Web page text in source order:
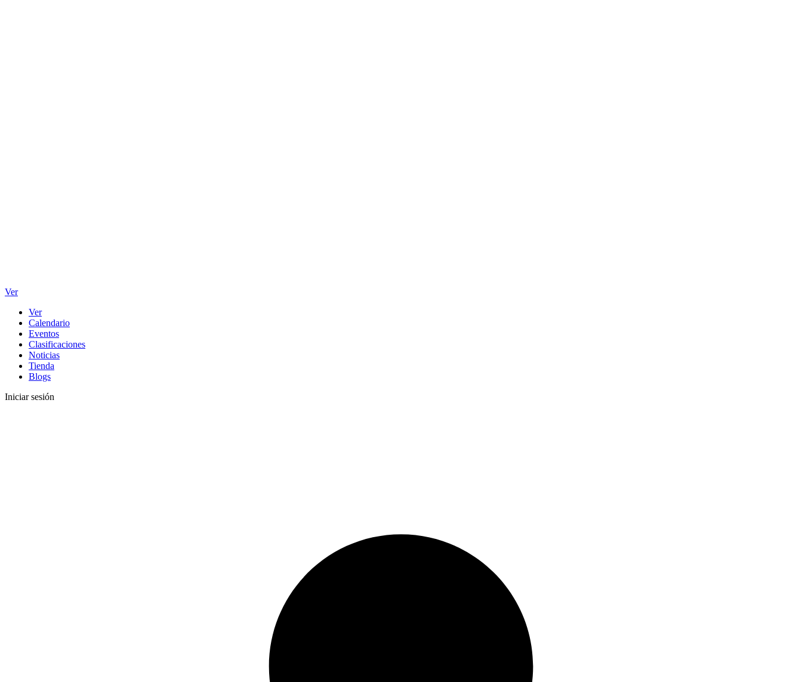
Ver
Ver
Calendario
Eventos
Clasificaciones
Noticias
Tienda
Blogs
Iniciar sesión